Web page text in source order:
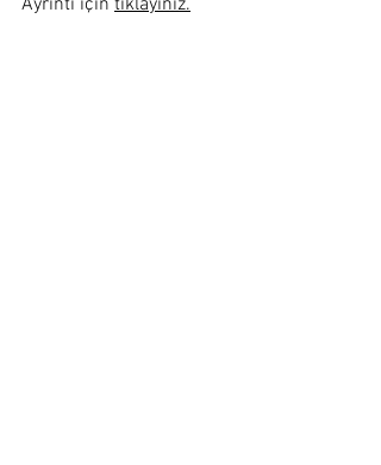
Ayrıntı için tıklayınız.